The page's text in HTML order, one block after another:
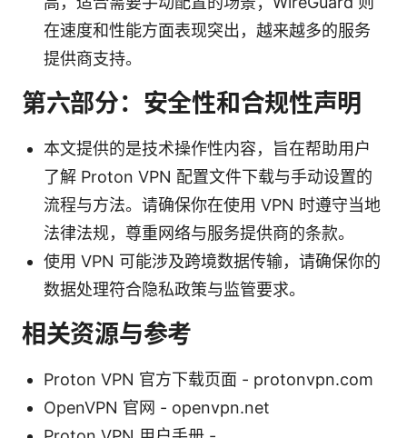
在速度和性能方面表现突出，越来越多的服务
提供商支持。
第六部分：安全性和合规性声明
本文提供的是技术操作性内容，旨在帮助用户
了解 Proton VPN 配置文件下载与手动设置的
流程与方法。请确保你在使用 VPN 时遵守当地
法律法规，尊重网络与服务提供商的条款。
使用 VPN 可能涉及跨境数据传输，请确保你的
数据处理符合隐私政策与监管要求。
相关资源与参考
Proton VPN 官方下载页面 - protonvpn.com
OpenVPN 官网 - openvpn.net